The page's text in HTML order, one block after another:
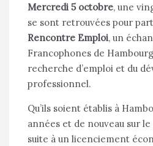
Mercredi 5 octobre, une
se sont retrouvées pour
Rencontre Emploi, un
Francophones de
recherche d’emploi et du
professionnel.
Qu’ils soient établis à
années et de nouveau sur
suite à un licenciement